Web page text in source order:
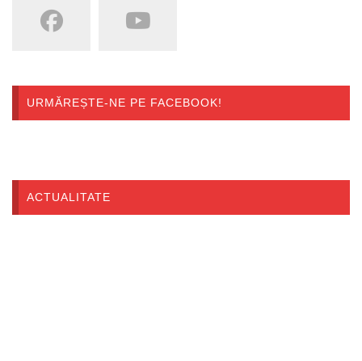
URMĂREȘTE-NE PE FACEBOOK!
ACTUALITATE